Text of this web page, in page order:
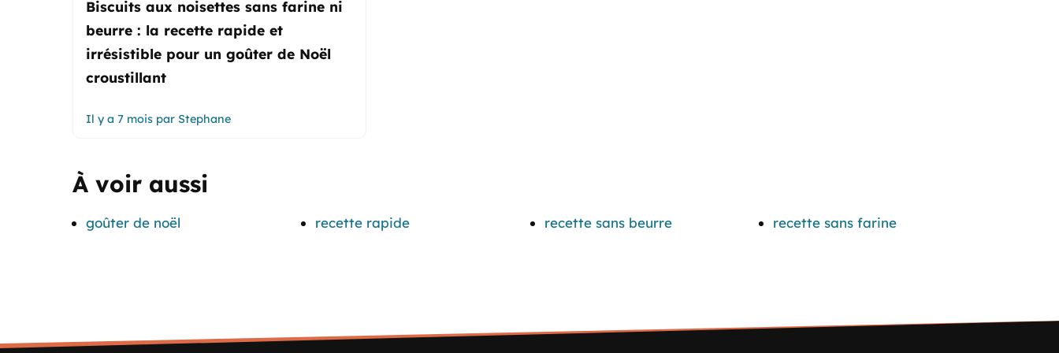
Biscuits aux noisettes sans farine ni
beurre : la recette rapide et
irrésistible pour un goûter de Noël
croustillant
Il y a 7 mois par Stephane
À voir aussi
goûter de noël recette rapide recette sans beurre recette sans farine